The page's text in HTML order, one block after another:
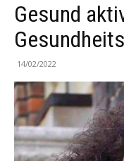
Gesund
14/02/2022